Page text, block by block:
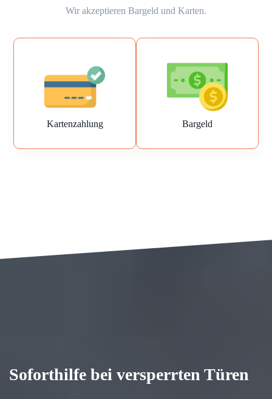
Wir akzeptieren Bargeld und Karten.
Kartenzahlung Bargeld
Soforthilfe bei versperrten Türen